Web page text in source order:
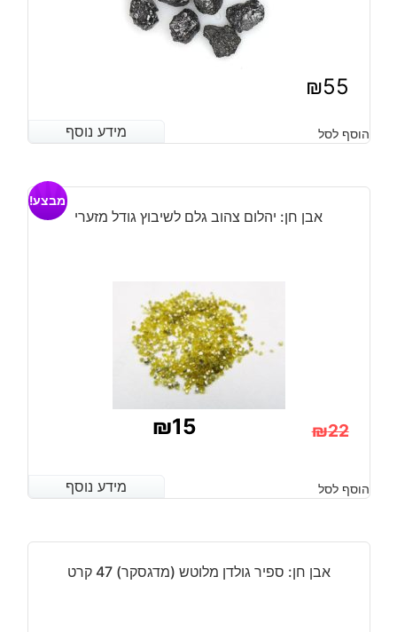
₪55
מידע נוסף הוסף לסל מידע נוסף
אבן חן: יהלום צהוב גלם לשיבוץ גודל מזערי
מבצע!
₪22
המקורי
₪15
הנוכחי
מידע נוסף הוסף לסל מידע נוסף
אבן חן: ספיר גולדן מלוטש (מדגסקר) 47 קרט